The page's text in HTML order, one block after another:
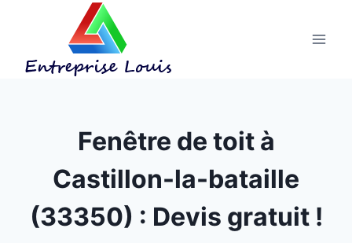
Fenêtre de toit à
Castillon-la-bataille
(33350) : Devis gratuit !